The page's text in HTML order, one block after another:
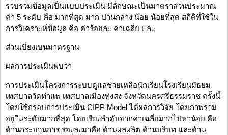
รวบรวมข้อมูลเป็นแบบประเมิน มีลักษณะเป็นมาตราส่วนประมาณ
ค่า 5 ระดับ คือ มากที่สุด มาก ปานกลาง น้อย น้อยที่สุด สถิติที่ใช้ใน
การวิเคราะห์ข้อมูล คือ ค่าร้อยละ ค่าเฉลี่ย และ
ส่วนเบี่ยงเบนมาตรฐาน
ผลการประเมินพบว่า
การประเมินโครงการระบบดูแลช่วยเหลือนักเรียนโรงเรียนมัธยม
เทศบาลวัดท่าแพ เทศบาลเมืองทุ่งสง จังหวัดนครศรีธรรมราช ครั้งนี้
โดยใช้กรอบการประเมิน CIPP Model ได้ผลการวิจัย โดยภาพรวม
อยู่ในระดับมากที่สุด โดยเรียงลำดับจากค่าเฉลี่ยมากไปหาน้อย คือ
ด้านกระบวนการ รองลงมาคือ ด้านผลผลิต ด้านบริบท และด้าน